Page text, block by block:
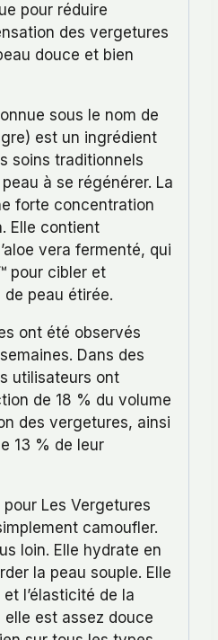
pour réduire
des vergetures
douce et bien
sous le nom de
est un ingrédient
soins traditionnels
à se régénérer. La
forte concentration
Elle contient
vera fermenté, qui
pour cibler et
peau étirée.
ont été observés
Dans des
utilisateurs ont
de 18 % du volume
des vergetures, ainsi
13 % de leur
Les Vergetures
camoufler.
loin. Elle hydrate en
la peau souple. Elle
l’élasticité de la
elle est assez douce